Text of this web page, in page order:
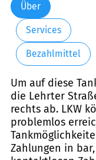
Über
Services
Bezahlmittel
Um auf diese
die Lehrter
rechts ab. LKW
problemlos
Zahlungen in